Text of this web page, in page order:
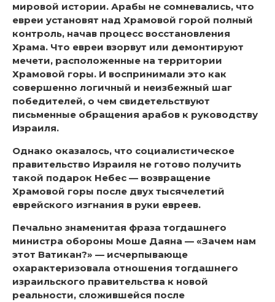
мировой истории. Арабы не сомневались, что
евреи установят над Храмовой горой полный
контроль, начав процесс восстановления
Храма. Что евреи взорвут или демонтируют
мечети, расположенные на территории
Храмовой горы. И воспринимали это как
совершенно логичный и неизбежный шаг
победителей, о чем свидетельствуют
письменные обращения арабов к руководству
Израиля.
Однако оказалось, что социалистическое
правительство Израиля не готово получить
такой подарок Небес — возвращение
Храмовой горы после двух тысячелетий
еврейского изгнания в руки евреев.
Печально знаменитая фраза тогдашнего
министра обороны Моше Даяна — «Зачем нам
этот Ватикан?» — исчерпывающе
охарактеризовала отношения тогдашнего
израильского правительства к новой
реальности, сложившейся после